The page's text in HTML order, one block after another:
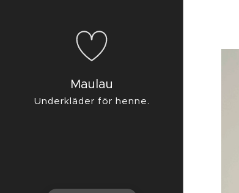
Maulau
Underkläder för henne.